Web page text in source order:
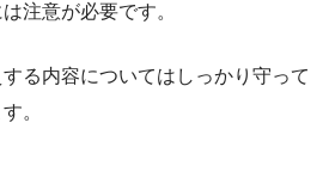
注意が必要です。
る内容についてはしっかり守って
。